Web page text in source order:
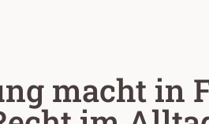
macht in